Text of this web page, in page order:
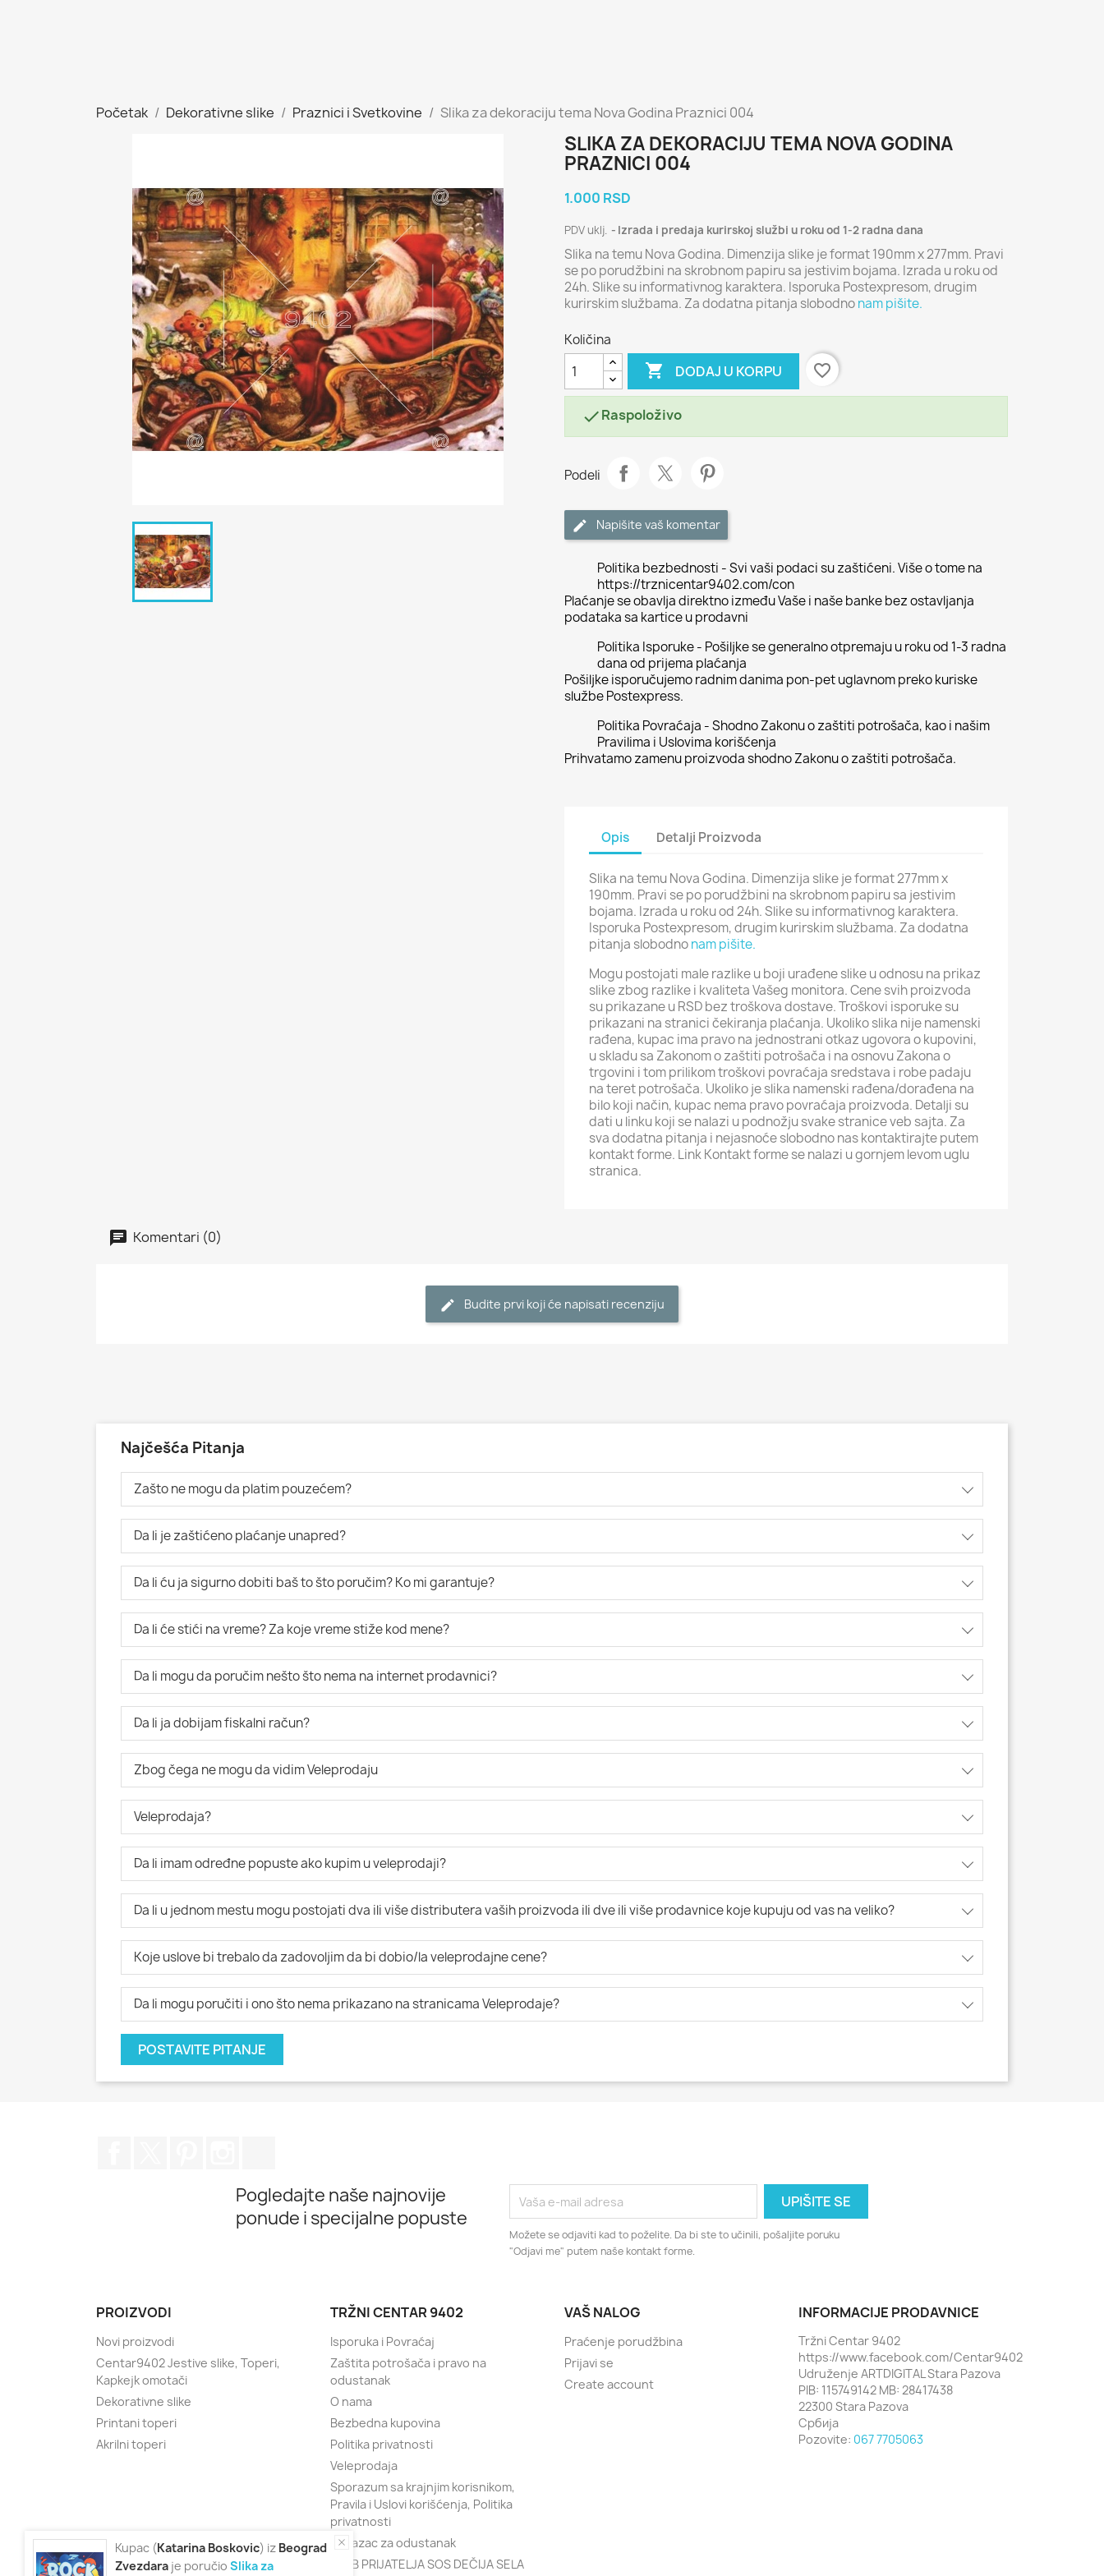
Početak Dekorativne slike Praznici i Svetkovine Slika za dekoraciju tema Nova Godina Praznici 004
SLIKA ZA DEKORACIJU TEMA NOVA GODINA
PRAZNICI 004
1.000 RSD
PDV uklj. Izrada i predaja kurirskoj službi u roku od 1-2 radna dana
Slika na temu Nova Godina. Dimenzija slike je format 190mm x 277mm. Pravi
se po porudžbini na skrobnom papiru sa jestivim bojama. Izrada u roku od
24h. Slike su informativnog karaktera. Isporuka Postexpresom, drugim
kurirskim službama. Za dodatna pitanja slobodnonam pišite.
Količina
 DODAJ U KORPU favorite_border
Raspoloživo
Podeli
Napišite vaš komentar
Politika bezbednosti - Svi vaši podaci su zaštićeni. Više o tome na
https://trznicentar9402.com/con
Plaćanje se obavlja direktno između Vaše i naše banke bez ostavljanja
podataka sa kartice u prodavni
Politika Isporuke - Pošiljke se generalno otpremaju u roku od 1-3 radna
dana od prijema plaćanja
Pošiljke isporučujemo radnim danima pon-pet uglavnom preko kuriske
službe Postexpress.
Politika Povraćaja - Shodno Zakonu o zaštiti potrošača, kao i našim
Pravilima i Uslovima korišćenja
Prihvatamo zamenu proizvoda shodno Zakonu o zaštiti potrošača.
Opis Detalji Proizvoda
Slika na temu Nova Godina. Dimenzija slike je format 277mm x
190mm. Pravi se po porudžbini na skrobnom papiru sa jestivim
bojama. Izrada u roku od 24h. Slike su informativnog karaktera.
Isporuka Postexpresom, drugim kurirskim službama. Za dodatna
pitanja slobodnonam pišite.
Mogu postojati male razlike u boji urađene slike u odnosu na prikaz
slike zbog razlike i kvaliteta Vašeg monitora. Cene svih proizvoda
su prikazane u RSD bez troškova dostave. Troškovi isporuke su
prikazani na stranici čekiranja plaćanja. Ukoliko slika nije namenski
rađena, kupac ima pravo na jednostrani otkaz ugovora o kupovini,
u skladu sa Zakonom o zaštiti potrošača i na osnovu Zakona o
trgovini i tom prilikom troškovi povraćaja sredstava i robe padaju
na teret potrošača. Ukoliko je slika namenski rađena/dorađena na
bilo koji način, kupac nema pravo povraćaja proizvoda. Detalji su
dati u linku koji se nalazi u podnožju svake stranice veb sajta. Za
sva dodatna pitanja i nejasnoće slobodno nas kontaktirajte putem
kontakt forme. Link Kontakt forme se nalazi u gornjem levom uglu
stranica.
Komentari (0)
Budite prvi koji će napisati recenziju
Najčešća Pitanja
Zašto ne mogu da platim pouzećem?
Da li je zaštićeno plaćanje unapred?
Da li ću ja sigurno dobiti baš to što poručim? Ko mi garantuje?
Da li će stići na vreme? Za koje vreme stiže kod mene?
Da li mogu da poručim nešto što nema na internet prodavnici?
Da li ja dobijam fiskalni račun?
Zbog čega ne mogu da vidim Veleprodaju
Veleprodaja?
Da li imam određne popuste ako kupim u veleprodaji?
Da li u jednom mestu mogu postojati dva ili više distributera vaših proizvoda ili dve ili više prodavnice koje kupuju od vas na veliko?
Koje uslove bi trebalo da zadovoljim da bi dobio/la veleprodajne cene?
Da li mogu poručiti i ono što nema prikazano na stranicama Veleprodaje?
POSTAVITE PITANJE
Pogledajte naše najnovije
ponude i specijalne popuste
Možete se odjaviti kad to poželite. Da bi ste to učinili, pošaljite poruku
"Odjavi me" putem naše kontakt forme.
PROIZVODI
Novi proizvodi
Centar9402 Jestive slike, Toperi,
Kapkejk omotači
Dekorativne slike
Printani toperi
Akrilni toperi
TRŽNI CENTAR 9402
Isporuka i Povraćaj
Zaštita potrošača i pravo na
odustanak
O nama
Bezbedna kupovina
Politika privatnosti
Veleprodaja
Sporazum sa krajnjim korisnikom,
Pravila i Uslovi korišćenja, Politika
privatnosti
Obrazac za odustanak
KLUB PRIJATELJA SOS DEČIJA SELA
VAŠ NALOG
Praćenje porudžbina
Prijavi se
Create account
INFORMACIJE PRODAVNICE
Tržni Centar 9402
https://www.facebook.com/Centar9402
Udruženje ARTDIGITAL Stara Pazova
PIB: 115749142 MB: 28417438
22300 Stara Pazova
Србија
Pozovite: 067 7705063
Kupac (Katarina Boskovic) iz Beograd
Zvezdara je poručio Slika za